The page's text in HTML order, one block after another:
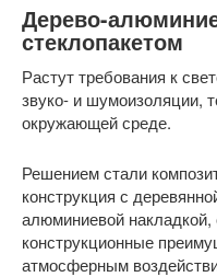
Дерево-
стеклопакетом
Растут требования к
звуко- и шумоизоляции,
окружающей среде.
Решением стали
конструкция с
алюминиевой
конструкционные
атмосферным